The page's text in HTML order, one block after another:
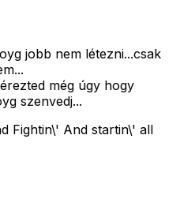
jobb nem létezni...csak
még úgy hogy
szenvedj...
Fightin\' And startin\' all